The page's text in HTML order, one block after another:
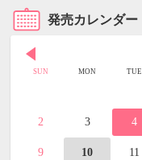
発売カレンダー
SUN MON TUE
2 3 4
9 10 11